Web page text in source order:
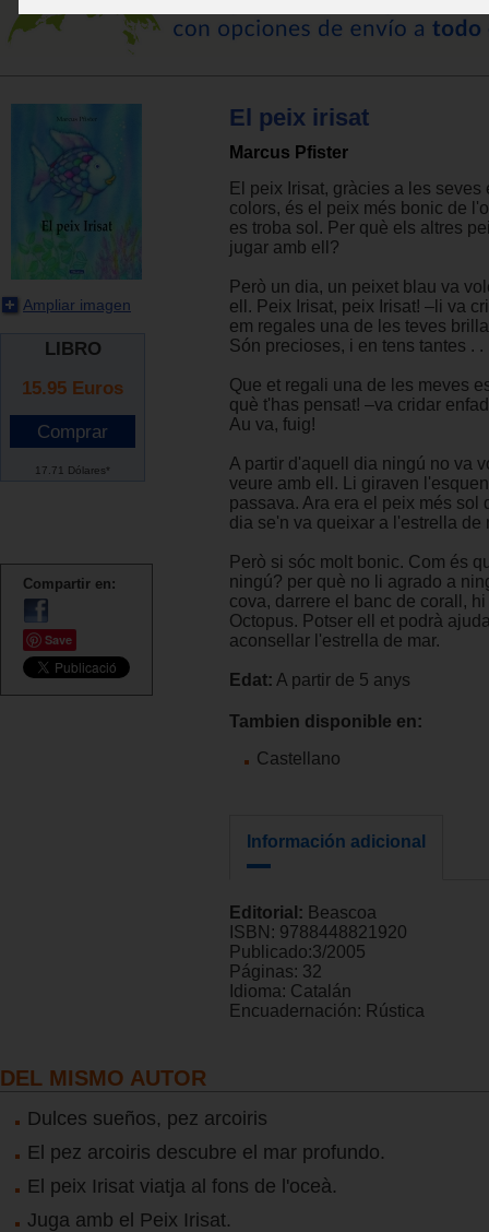
Ampliar imagen
LIBRO
15.95 Euros
17.71 Dólares*
Compartir en:
Save
El peix irisat
Marcus Pfister
El peix Irisat, gràcies a les seves
colors, és el peix més bonic de
es troba sol. Per què els altres
jugar amb ell?
Però un dia, un peixet blau va
ell. Peix Irisat, peix Irisat! –li va
em regales una de les teves
Són precioses, i en tens tantes . .
Que et regali una de les meves
què t'has pensat! –va cridar
Au va, fuig!
A partir d'aquell dia ningú no va
veure amb ell. Li giraven
passava. Ara era el peix més sol
dia se'n va queixar a l'estrella de
Però si sóc molt bonic. Com és
ningú? per què no li agrado a
cova, darrere el banc de corall,
Octopus. Potser ell et podrà
aconsellar l'estrella de mar.
Edat: A partir de 5 anys
Tambien disponible en:
Castellano
Información adicional
Editorial: Beascoa
ISBN: 9788448821920
Publicado:3/2005
Páginas: 32
Idioma: Catalán
Encuadernación: Rústica
DEL MISMO AUTOR
Dulces sueños, pez arcoiris
El pez arcoiris descubre el mar profundo.
El peix Irisat viatja al fons de l'oceà.
Juga amb el Peix Irisat.